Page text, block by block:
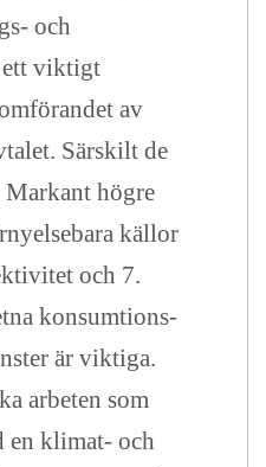
och
ett viktigt
av
Särskilt de
Markant högre
källor
och 7.
konsumtions-
är viktiga.
arbeten som
en klimat- och